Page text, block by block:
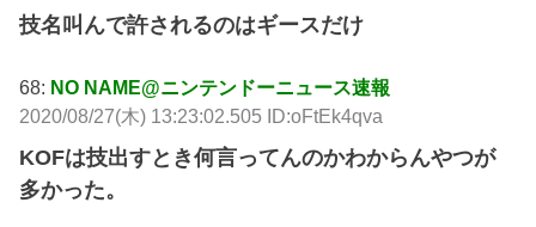
技名叫んで許されるのはギースだけ
68: NO NAME@ニンテンドーニュース速報
2020/08/27(木) 13:23:02.505 ID:oFtEk4qva
KOFは技出すとき何言ってんのかわからんやつが
多かった。